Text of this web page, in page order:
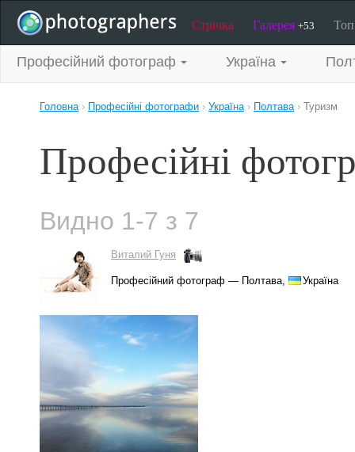
Стрічка Галерея +53
Професійний фотограф Україна
Головна› Професійні фотографи › Україна› Полтава› Туризм
Професійні
Видно 1-7 з 7
Виталий Гуня
Професійний фотограф — Полтава, Україна